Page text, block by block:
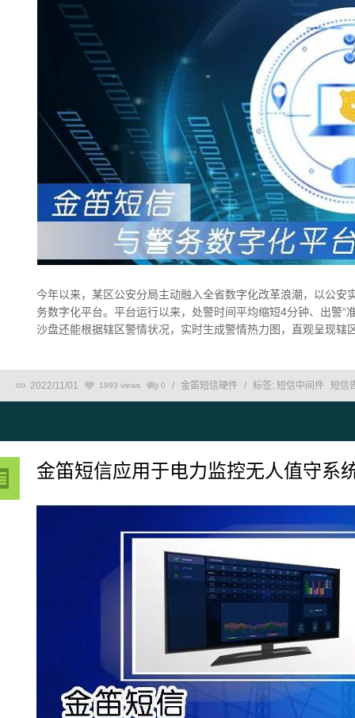
今年以来，某区公安分局主动融入全省数字化改革浪潮，以公安
务数字化平台。平台运行以来，处警时间平均缩短4分钟、出警
沙盘还能根据辖区警情状况，实时生成警情热力图，直观呈现
2022/11/01 1993 views 0 / 金笛短信硬件 / 标签: 短信中间件 短信
金笛短信应用于电力监控无人值守系